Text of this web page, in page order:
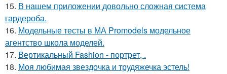
15. В нашем приложении довольно сложная система
гардероба.
16. Модельные тесты в МА Promodels модельное
агентство школа моделей.
17. Вертикальный Fashion - портрет, .
18. Моя любимая звездочка и трудяжечка эстель!